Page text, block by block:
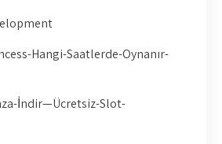
Hangi-Saatlerde-Oynanır-
İndir—Ücretsiz-Slot-